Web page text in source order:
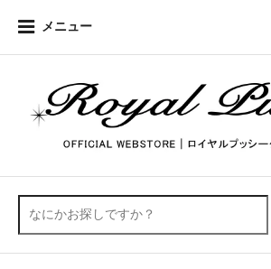
メニュー